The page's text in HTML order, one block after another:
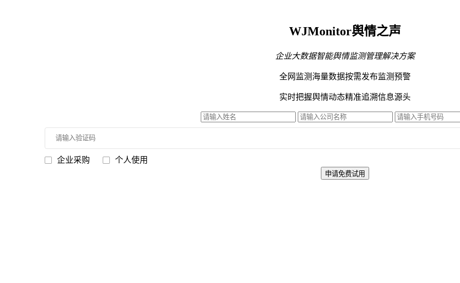
WJMonitor舆情之声
企业大数据智能舆情监测管理解决方案
全网监测海量数据按需发布监测预警
实时把握舆情动态精准追溯信息源头
企业采购 个人使用